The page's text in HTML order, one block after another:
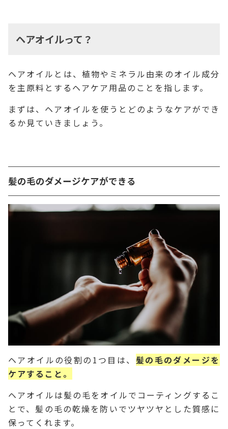
ヘアオイルって？
ヘアオイルとは、植物やミネラル由来のオイル成分
を主原料とするヘアケア用品のことを指します。
まずは、ヘアオイルを使うとどのようなケアができ
るか見ていきましょう。
髪の毛のダメージケアができる
ヘアオイルの役割の1つ目は、 髪の毛のダメージを
ケアすること。
ヘアオイルは髪の毛をオイルでコーティングするこ
とで、髪の毛の乾燥を防いでツヤツヤとした質感に
保ってくれます。